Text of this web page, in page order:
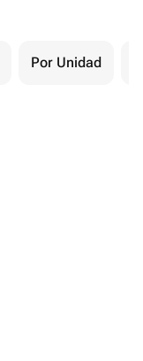
Por Unidad